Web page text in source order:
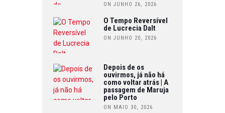
ON JUNHO 26, 2026
O Tempo Reversível
de Lucrecia Dalt
ON JUNHO 20, 2026
Depois de os
ouvirmos, já não há
como voltar atrás | A
passagem de Maruja
pelo Porto
ON MAIO 30, 2026